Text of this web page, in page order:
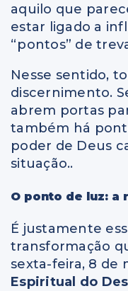
aquilo que
estar ligado a
“pontos” de
Nesse sentido,
discernimento.
abrem portas
também há
poder de Deus
situação..
O ponto de luz: a
É justamente
transformação
sexta-feira, 8 de
Espiritual do